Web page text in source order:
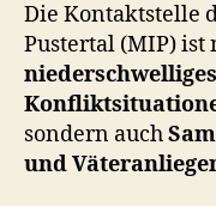
Die Kontaktstelle
Pustertal (MIP)
sondern auch
und